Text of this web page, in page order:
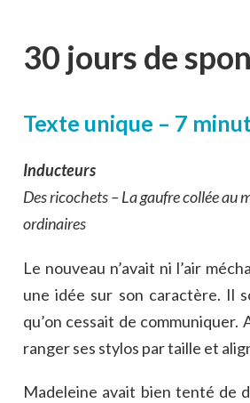
30 jours de
Texte unique – 7
Inducteurs
Des ricochets – La gaufre collée au
ordinaires
Le nouveau n’avait ni l’air
une idée sur son caractère. Il
qu’on cessait de
ranger ses stylos par taille et
Madeleine avait bien tenté de